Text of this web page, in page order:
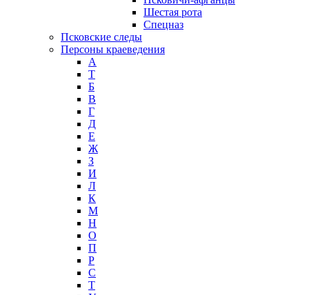
Шестая рота
Спецназ
Псковские следы
Персоны краеведения
А
T
Б
В
Г
Д
Е
Ж
З
И
Л
К
М
Н
О
П
Р
С
Т